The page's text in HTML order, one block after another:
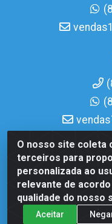
O nosso site coleta
terceiros para
personalizada ao
relevante de
qualidade do nosso
Aceitar
Casa Norte LTDA - Av.
Sept Rosado,